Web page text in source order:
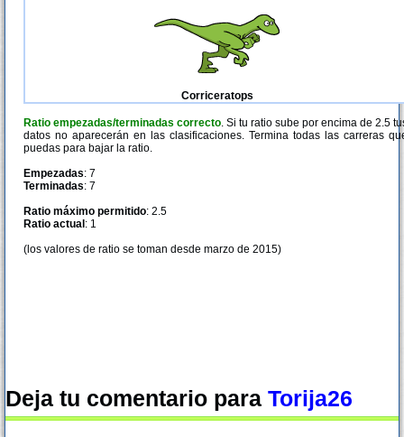
Corriceratops
Ratio empezadas/terminadas correcto. Si tu ratio sube por encima de 2.5
datos no aparecerán en las clasificaciones. Termina todas las carreras
puedas para bajar la ratio.
Empezadas: 7
Terminadas: 7
Ratio máximo permitido: 2.5
Ratio actual : 1
(los valores de ratio se toman desde marzo de 2015)
Deja tu comentario para Torija26